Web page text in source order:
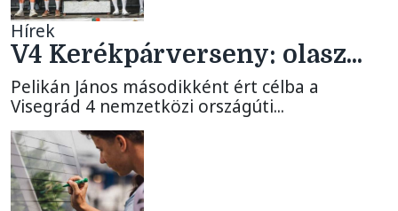
Hírek
V4 Kerékpárverseny: olasz...
Pelikán János másodikként ért célba a
Visegrád 4 nemzetközi országúti...